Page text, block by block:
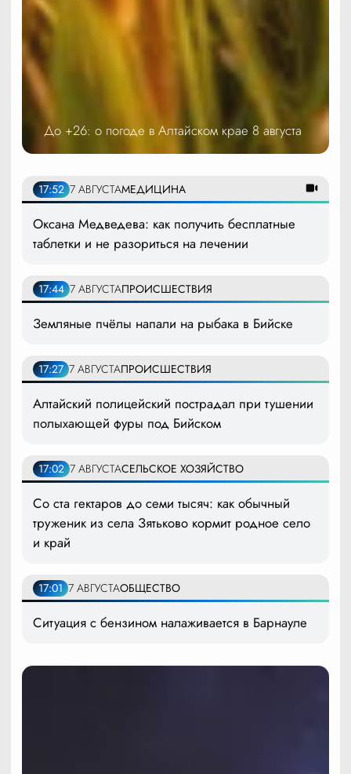
До +26: о погоде в Алтайском крае 8 августа
17:52 7 АВГУСТАМЕДИЦИНА
Оксана Медведева: как получить бесплатные
таблетки и не разориться на лечении
17:44 7 АВГУСТАПРОИСШЕСТВИЯ
Земляные пчёлы напали на рыбака в Бийске
17:27 7 АВГУСТАПРОИСШЕСТВИЯ
Алтайский полицейский пострадал при тушении
полыхающей фуры под Бийском
17:02 7 АВГУСТАСЕЛЬСКОЕ ХОЗЯЙСТВО
Со ста гектаров до семи тысяч: как обычный
труженик из села Зятьково кормит родное село
и край
17:01 7 АВГУСТАОБЩЕСТВО
Ситуация с бензином налаживается в Барнауле